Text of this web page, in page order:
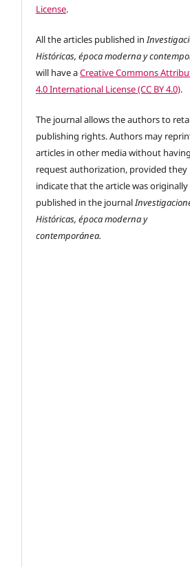
License.
All the articles published in
Históricas, época moderna y
will have aCreative Commons
4.0 International License (CC BY 4.0).
The journal allows the authors to
publishing rights. Authors may
articles in other media without
request authorization, provided they
indicate that the article was originally
published in the journal
Históricas, época moderna y
contemporánea.